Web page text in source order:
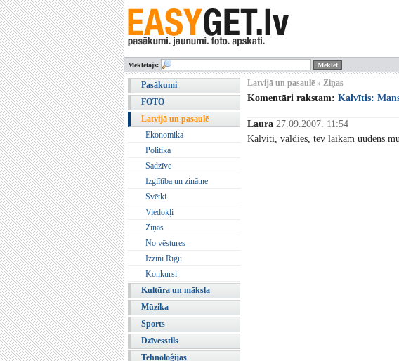
Meklētājs:
Pasākumi
FOTO
Latvijā un pasaulē
Ekonomika
Politika
Sadzīve
Izglītība un zinātne
Svētki
Viedokļi
Ziņas
No vēstures
Izzini Rīgu
Konkursi
Kultūra un māksla
Mūzika
Sports
Dzīvesstils
Tehnoloģijas
Latvijā un pasaulē » Ziņas
Komentāri rakstam: Kalvītis:
Laura 27.09.2007. 11:54
Kalviti, valdies, tev laikam uudens